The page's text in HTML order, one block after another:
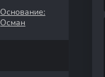
Основание:
Осман